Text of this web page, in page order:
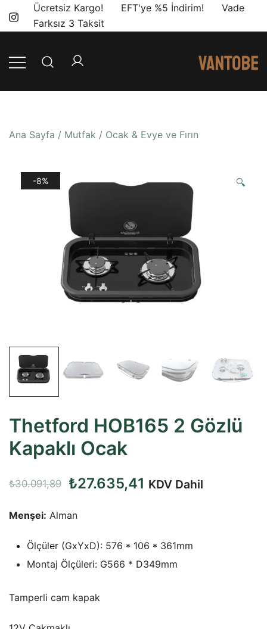
Ücretsiz Kargo! EFT'ye %5 İndirim! Vade
Farksız 3 Taksit
Ana Sayfa / Mutfak / Ocak & Evye ve Fırın
-8% 🔍
Thetford HOB165 2 Gözlü
Kapaklı Ocak
₺30.091,89
Orijinal
₺27.635,41 Şu
₺27.635,41.
KDV Dahil
Menşei: Alman
Ölçüler (GxYxD): 576 * 106 * 361mm
Montaj Ölçüleri: G566 * D349mm
Tamperli cam kapak